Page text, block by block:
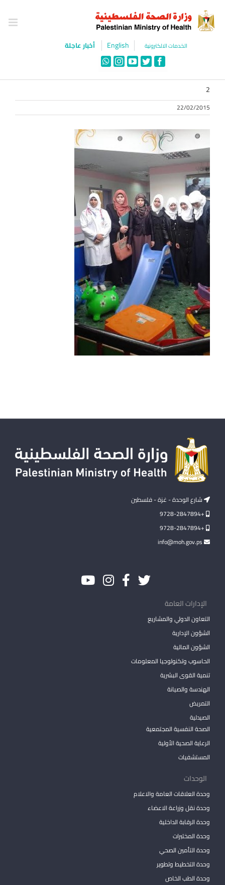
content
الخدمات الالكترونية English أخبار عاجلة
Facebook
Twitter
YouTube
Instagram
WhatsApp
2
22/02/2015
شارع الوحدة - غزة - فلسطين
+9728-2847894
+9728-2847894
الإدارات العامة
التعاون الدولي والمشاريع
الشؤون الإدارية
الشؤون المالية
الحاسوب وتكنولوجيا المعلومات
تنمية القوى البشرية
الهندسة والصيانة
التمريض
الصيدلية
الصحة النفسية المجتمعية
الرعاية الصحية الأولية
المستشفيات
الوحدات
وحدة العلاقات العامة والاعلام
وحدة نقل وزراعة الاعضاء
وحدة الرقابة الداخلية
وحدة المختبرات
وحدة التأمين الصحي
وحدة التخطيط وتطوير
وحدة الطب الخاص